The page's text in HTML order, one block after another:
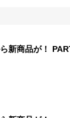
新商品が！